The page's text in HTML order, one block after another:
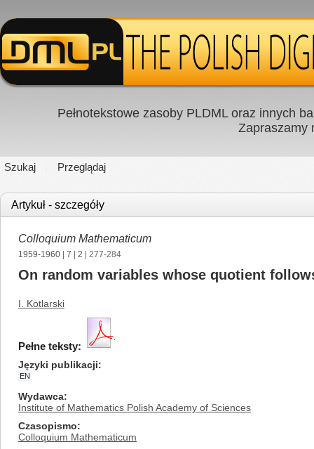
Pełnotekstowe zasoby PLDML oraz innych
Zapraszamy
Szukaj Przeglądaj
Artykuł - szczegóły
Colloquium Mathematicum
1959-1960 7 2 | 277-284
On random variables whose quotient
I. Kotlarski
Pełne teksty:
Języki publikacji
EN
Wydawca
Institute of Mathematics Polish Academy of Sciences
Czasopismo
Colloquium Mathematicum